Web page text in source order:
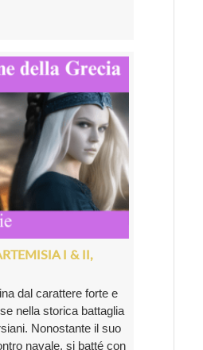
I & II,
dal carattere forte e
nella storica battaglia
Nonostante il suo
navale, si batté con